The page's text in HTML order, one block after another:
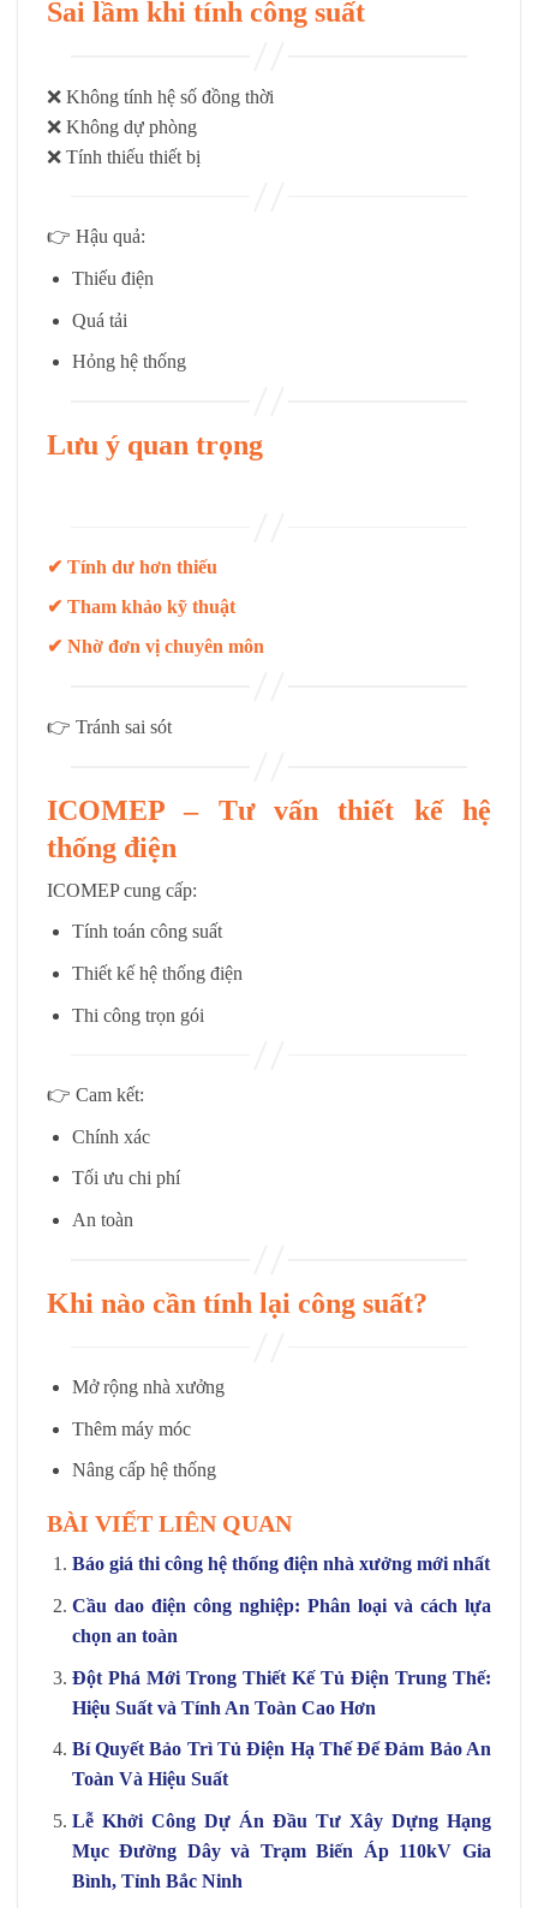
Sai lầm khi tính công suất
❌ Không tính hệ số đồng thời
❌ Không dự phòng
❌ Tính thiếu thiết bị
👉 Hậu quả:
Thiếu điện
Quá tải
Hỏng hệ thống
Lưu ý quan trọng
✔ Tính dư hơn thiếu
✔ Tham khảo kỹ thuật
✔ Nhờ đơn vị chuyên môn
👉 Tránh sai sót
ICOMEP – Tư vấn thiết kế hệ
thống điện
ICOMEP cung cấp:
Tính toán công suất
Thiết kế hệ thống điện
Thi công trọn gói
👉 Cam kết:
Chính xác
Tối ưu chi phí
An toàn
Khi nào cần tính lại công suất?
Mở rộng nhà xưởng
Thêm máy móc
Nâng cấp hệ thống
BÀI VIẾT LIÊN QUAN
Báo giá thi công hệ thống điện nhà xưởng mới nhất
Cầu dao điện công nghiệp: Phân loại và cách lựa
chọn an toàn
Đột Phá Mới Trong Thiết Kế Tủ Điện Trung Thế:
Hiệu Suất và Tính An Toàn Cao Hơn
Bí Quyết Bảo Trì Tủ Điện Hạ Thế Để Đảm Bảo An
Toàn Và Hiệu Suất
Lễ Khởi Công Dự Án Đầu Tư Xây Dựng Hạng
Mục Đường Dây và Trạm Biến Áp 110kV Gia
Bình, Tỉnh Bắc Ninh